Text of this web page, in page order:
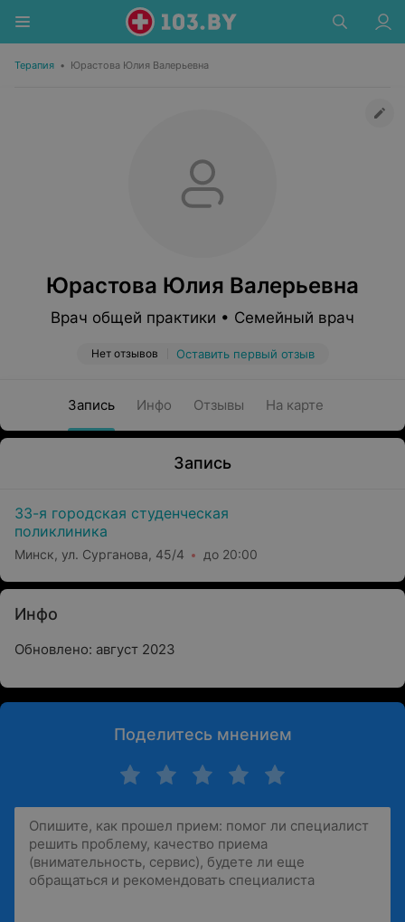
Терапия • Юрастова Юлия Валерьевна
Юрастова Юлия Валерьевна
Врач общей практики • Семейный врач
Нет отзывов Оставить первый отзыв
Запись Инфо Отзывы На карте
Запись
33-я городская студенческая
поликлиника
Минск, ул. Сурганова, 45/4 до 20:00
Инфо
Обновлено: август 2023
Поделитесь мнением